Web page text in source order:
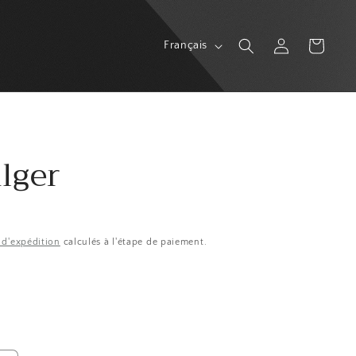
L
n
Français Connexion Panier
d'expédition calculés à l'étape de paiement.